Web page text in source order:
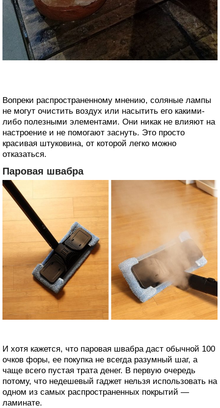
Вопреки распространенному мнению, соляные лампы
не могут очистить воздух или насытить его какими-
либо полезными элементами. Они никак не влияют на
настроение и не помогают заснуть. Это просто
красивая штуковина, от которой легко можно
отказаться.
Паровая швабра
И хотя кажется, что паровая швабра даст обычной 100
очков форы, ее покупка не всегда разумный шаг, а
чаще всего пустая трата денег. В первую очередь
потому, что недешевый гаджет нельзя использовать на
одном из самых распространенных покрытий —
ламинате.